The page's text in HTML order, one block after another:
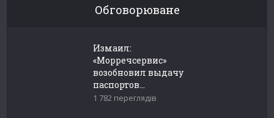
Обговорюване
Измаил:
«Морречсервис»
возобновил выдачу
паспортов...
1 782 переглядів